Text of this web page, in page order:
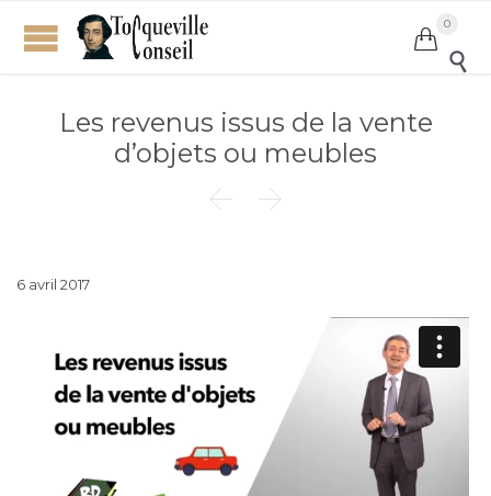

0

Les revenus issus de la vente
d’objets ou meubles
 
6 avril 2017